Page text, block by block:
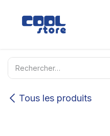
Tous les produits